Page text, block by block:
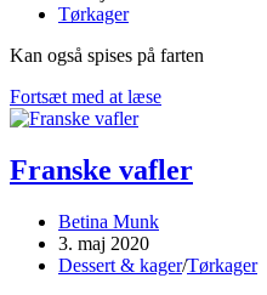
published:
Post
Tørkager
Kan også spises på farten
Fortsæt med at læseKammerjunker
Franske vafler
Post
author:
Betina Munk
Post
published:
3. maj 2020
Post
Dessert & kager/Tørkager